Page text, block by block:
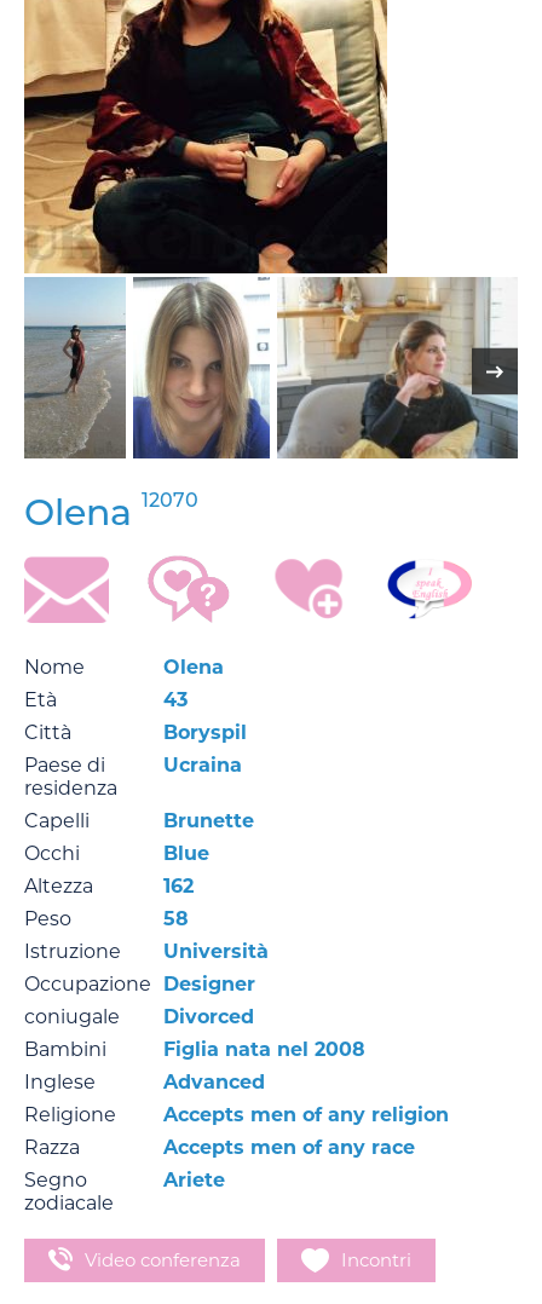
Olena 12070
Nome
Olena
Età
43
Città
Boryspil
Paese di
residenza
Ucraina
Capelli
Brunette
Occhi
Blue
Altezza
162
Peso
58
Istruzione
Università
Occupazione
Designer
coniugale
Divorced
Bambini
Figlia nata nel 2008
Inglese
Advanced
Religione
Accepts men of any religion
Razza
Accepts men of any race
Segno
zodiacale
Ariete
Video conferenza Incontri